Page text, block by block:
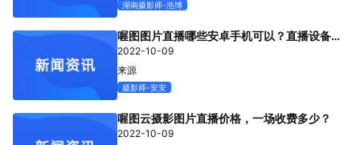
图片直播系统
AI行业大模型
喔图Skill
湖南摄影师-浩博
喔图图片直播哪些安卓手机可以？直播设备介
绍
2022-10-09
来源
摄影师-安安
喔图云摄影图片直播价格，一场收费多少？
2022-10-09